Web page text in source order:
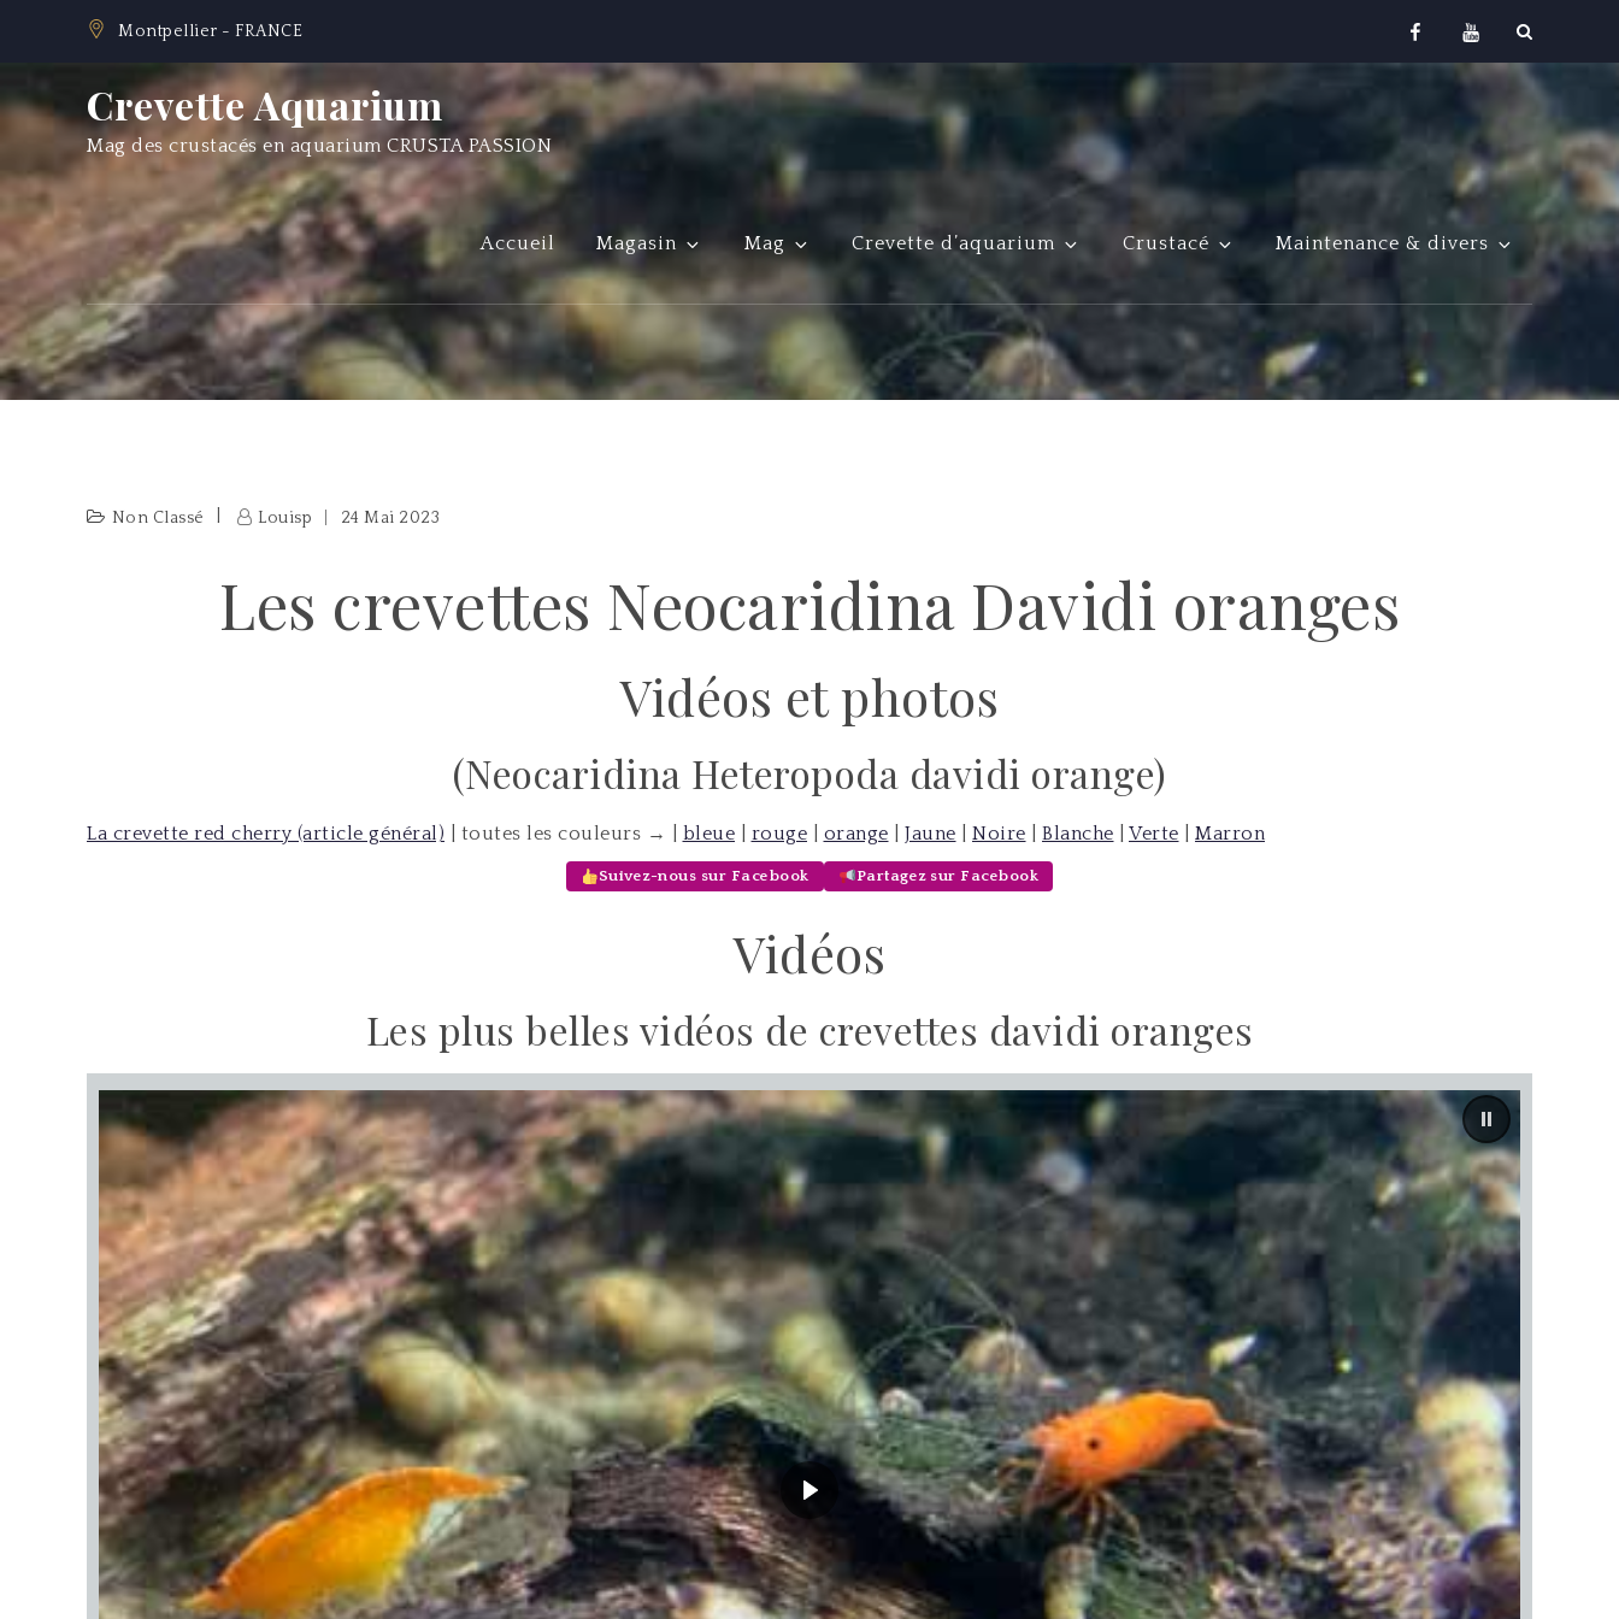
Montpellier - FRANCE FacebookYoutube
Crevette Aquarium
Mag des crustacés en aquarium CRUSTA PASSION
Accueil Magasin Mag Crevette d’aquarium Crustacé Maintenance & divers
Non Classé Louisp 24 Mai 2023
Les crevettes Neocaridina Davidi oranges
Vidéos et photos
(Neocaridina Heteropoda davidi orange)
La crevette red cherry (article général) | toutes les couleurs → | bleue rouge orange Jaune Noire Blanche Verte Marron
Suivez-nous sur Facebook Partagez sur Facebook
Vidéos
Les plus belles vidéos de crevettes davidi oranges